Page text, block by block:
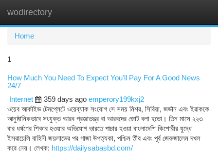
wodirectory
Home
1
How Much You Need To Expect You'll Pay For A Good News
24/7
Internet
359 days ago emperory199kxj2
ওয়েব আর্কাইভ টেমপ্লেটে ওয়েব্যাক সংযোগ সে সময় মিশর, সিরিয়া, জর্ডান এবং ইরাককে
আনুষ্ঠানিকভাবে সংযুক্ত আরব প্রজাতন্ত্র বা আরবদের জোট বলা হতো। তিন মাসে ২২৩
বার ধর্ষণের শিকার হওয়ার অভিযোগ ভারতে পাচার হওয়া বাংলাদেশি কিশোরীর যুদ্ধে
ইসরায়েলি বাহিনী জয়লাভের পর গাজা উপত্যকা, পশ্চিম তীর এবং পূর্ব জেরুজালেম দখল
করে নেয়। লেখক: https://dailysabasbd.com/